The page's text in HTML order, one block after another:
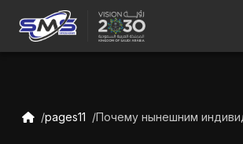
pages11 Почему нынешним